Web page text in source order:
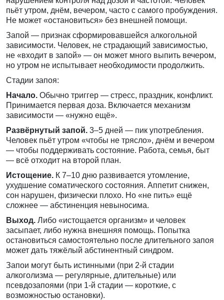
пьёт утром, днём, вечером, часто с самого пробуждения.
Не может «остановиться» без внешней помощи.
Запой — признак сформировавшейся алкогольной
зависимости. Человек, не страдающий зависимостью,
не «входит в запой» — он может много выпить вечером,
но утром не испытывает необходимости продолжить.
Стадии запоя:
Начало. Обычно триггер — стресс, праздник, конфликт.
Принимается первая доза. Включается механизм
зависимости — «нужно ещё».
Развёрнутый запой. 3–5 дней — пик употребления.
Человек пьёт утром «чтобы не трясло», днём и вечером
— чтобы поддерживать состояние. Работа, семья, быт
— всё отходит на второй план.
Истощение. К 7–10 дню развивается утомление,
ухудшение соматического состояния. Аппетит снижен,
сон нарушен, физически плохо. Но «не пить» ещё
сложнее — абстиненция невыносима.
Выход. Либо «истощается организм» и человек
засыпает, либо нужна внешняя помощь. Попытка
остановиться самостоятельно после длительного запоя
может дать тяжёлый абстинентный синдром.
Запои могут быть истинными (при 2-й стадии
алкоголизма — регулярные, длительные) или
псевдозапоями (при 1-й стадии — короткие, с
возможностью остановки).